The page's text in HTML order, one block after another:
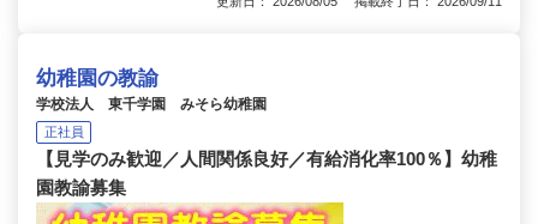
幼稚園の教諭
学校法人 東千学園 みそら幼稚園
正社員
【見学のみ歓迎／人間関係良好／有給消化率100％】幼稚
園教諭募集